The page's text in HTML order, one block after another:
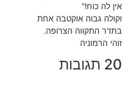
אין לה כוח!"
וקולה גבוה אוקטבה אחת
בתדר התקווה הצרופה.
זוהי הרמוניה
20 תגובות